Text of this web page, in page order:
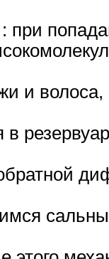
при
и